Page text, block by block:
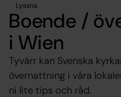
Lyssna
Boende /
i Wien
Tyvärr kan Svenska
övernattning i våra
ni lite tips och råd.